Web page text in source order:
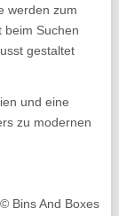
werden zum
beim Suchen
gestaltet
und eine
zu modernen
Bins And Boxes